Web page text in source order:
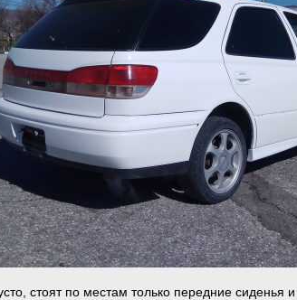
стоят по местам только передние